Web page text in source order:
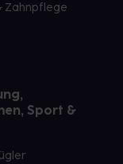
Zahnpflege
Sport &